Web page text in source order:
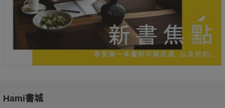
Hami書城